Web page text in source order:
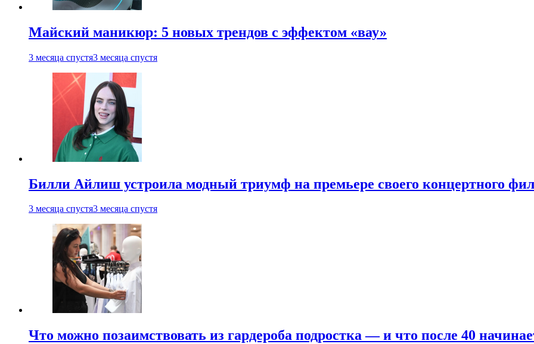
Майский маникюр: 5 новых трендов с эффектом «вау»
3 месяца спустя3 месяца спустя
Билли Айлиш устроила модный триумф на премьере своего концертного
3 месяца спустя3 месяца спустя
Что можно позаимствовать из гардероба подростка — и что после 40